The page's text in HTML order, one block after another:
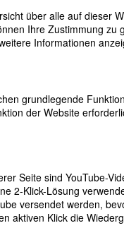
- EINE
-
über alle auf dieser
Ihre Zustimmung zu
Informationen
grundlegende
der Website
Seite sind YouTube-
2-Klick-Lösung
versendet werden,
aktiven Klick die